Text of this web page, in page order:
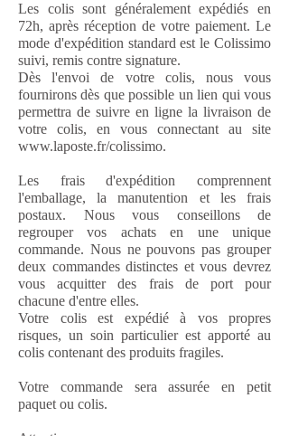
Les colis sont généralement expédiés en
72h, après réception de votre paiement. Le
mode d'expédition standard est le Colissimo
suivi, remis contre signature.
Dès l'envoi de votre colis, nous vous
fournirons dès que possible un lien qui vous
permettra de suivre en ligne la livraison de
votre colis, en vous connectant au site
www.laposte.fr/colissimo.
Les frais d'expédition comprennent
l'emballage, la manutention et les frais
postaux. Nous vous conseillons de
regrouper vos achats en une unique
commande. Nous ne pouvons pas grouper
deux commandes distinctes et vous devrez
vous acquitter des frais de port pour
chacune d'entre elles.
Votre colis est expédié à vos propres
risques, un soin particulier est apporté au
colis contenant des produits fragiles.
Votre commande sera assurée en petit
paquet ou colis.